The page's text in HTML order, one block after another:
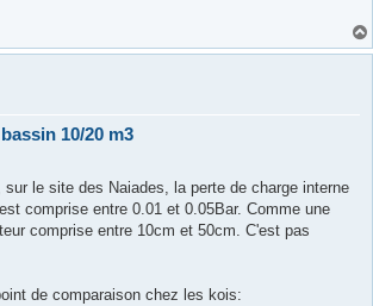
10/20 m3
le site des Naiades, la perte de charge interne
comprise entre 0.01 et 0.05Bar. Comme une
comprise entre 10cm et 50cm. C'est pas
de comparaison chez les kois: